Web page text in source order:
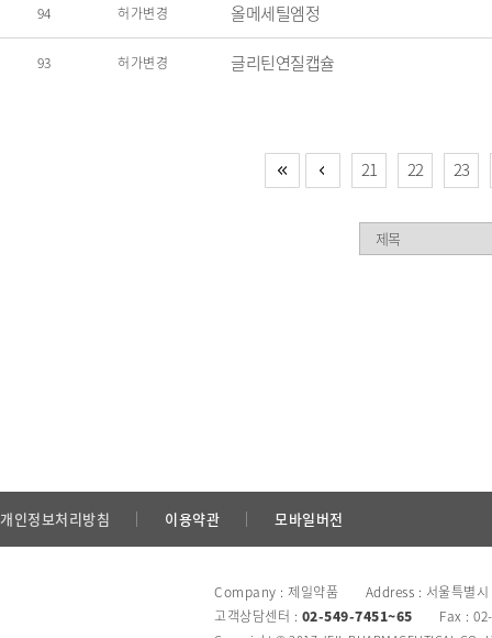
94 허가변경 올메세틸엠정
93 허가변경 글리틴연질캡슐
21 22 23
개인정보처리방침 이용약관 모바일버전
Company : 제일약품 Address : 서울특별시
고객상담센터 : 02-549-7451~65 Fax :